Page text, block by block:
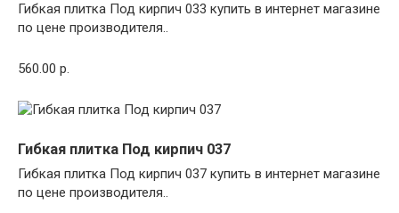
Гибкая плитка Под кирпич 033 купить в интернет магазине
по цене производителя..
560.00 р.
Гибкая плитка Под кирпич 037
Гибкая плитка Под кирпич 037 купить в интернет магазине
по цене производителя..